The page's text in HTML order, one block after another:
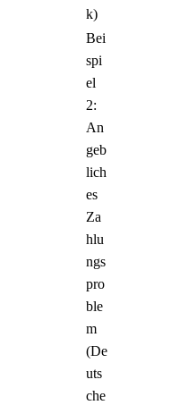
k)
Bei
spi
el
2:
An
geb
lich
es
Za
hlu
ngs
pro
ble
m
(De
uts
che